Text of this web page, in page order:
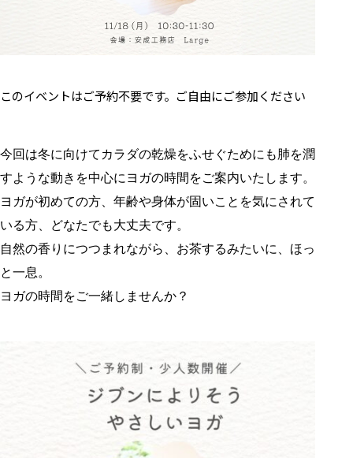
このイベントはご予約不要です。ご自由にご参加ください
今回は冬に向けて カラダの乾燥をふせぐためにも肺を潤
すような動きを中心に ヨガの時間をご案内いたします。
ヨガが初めての方、 年齢や身体が固いことを気にされて
いる方、
どなたでも大丈夫です。
自然の香りにつつまれながら、 お茶するみたいに、ほっ
と一息。
ヨガの時間をご一緒しませんか？